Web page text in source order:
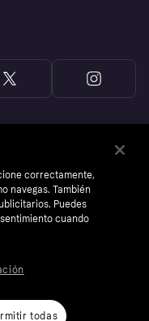
correctamente,
navegas. También
Puedes
cuando
todas